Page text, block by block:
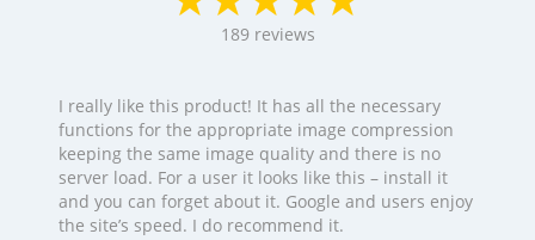
189 reviews
I really like this product! It has all the necessary
functions for the appropriate image compression
keeping the same image quality and there is no
server load. For a user it looks like this – install it
and you can forget about it. Google and users enjoy
the site’s speed. I do recommend it.